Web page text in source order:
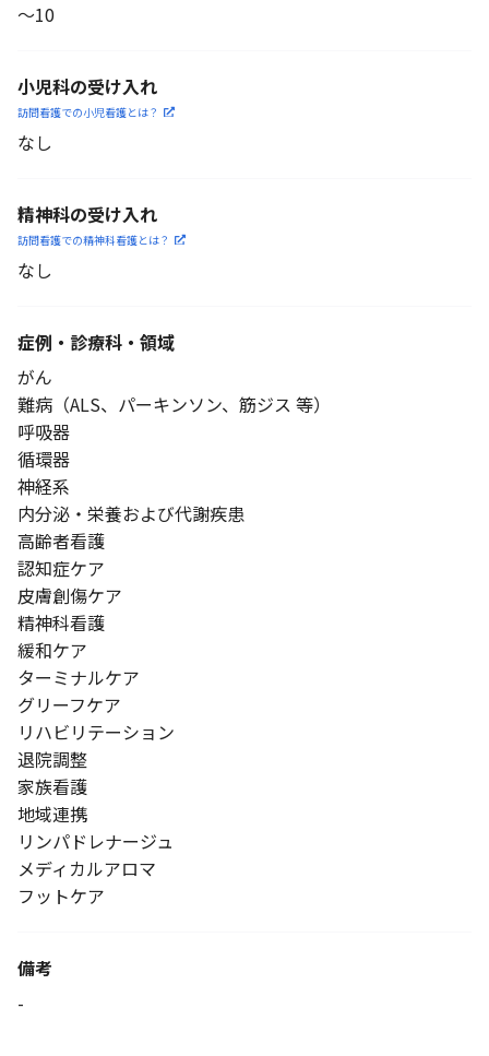
〜10
小児科の受け入れ
訪問看護での小児看護とは？
なし
精神科の受け入れ
訪問看護での精神科看護とは？
なし
症例・診療科・ 領域
がん
難病（ALS、パーキンソン、筋ジス 等）
呼吸器
循環器
神経系
内分泌・栄養および代謝疾患
高齢者看護
認知症ケア
皮膚創傷ケア
精神科看護
緩和ケア
ターミナルケア
グリーフケア
リハビリテーション
退院調整
家族看護
地域連携
リンパドレナージュ
メディカルアロマ
フットケア
備考
-